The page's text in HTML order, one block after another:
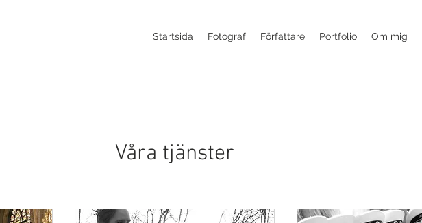
Startsida Fotograf Författare Portfolio Om mig
Våra tjänster